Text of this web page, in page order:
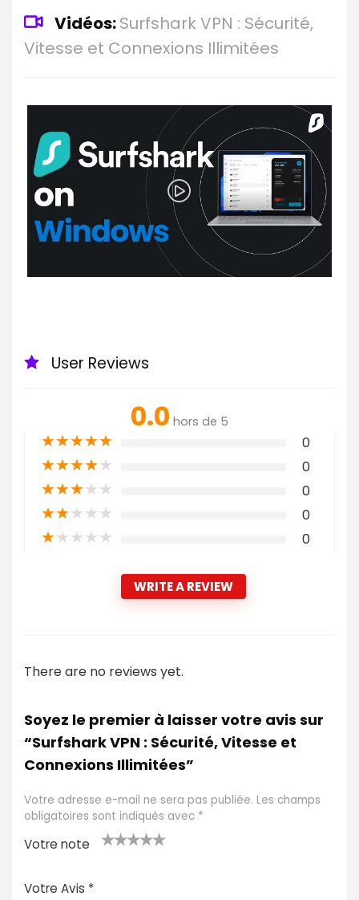
Vidéos:Surfshark VPN : Sécurité,
Vitesse et Connexions Illimitées
User Reviews
0.0 hors de 5
★★★★★ 0
★★★★★ 0
★★★★★ 0
★★★★★ 0
★★★★★ 0
WRITE A REVIEW
There are no reviews yet.
Soyez le premier à laisser votre avis sur
“Surfshark VPN : Sécurité, Vitesse et
Connexions Illimitées”
Votre adresse e-mail ne sera pas publiée. Les champs
obligatoires sont indiqués avec *
Votre note
Votre Avis *